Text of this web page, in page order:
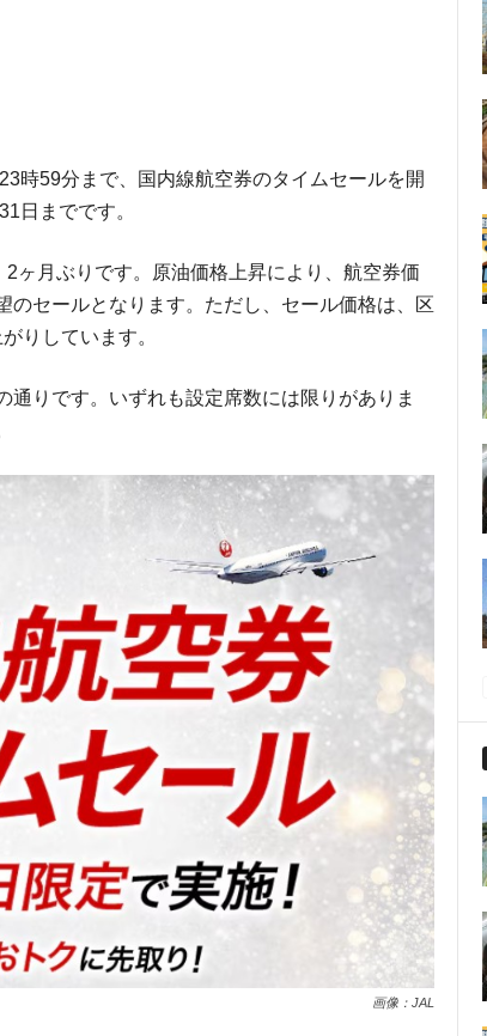
時59分まで、国内線航空券のタイムセールを開
日までです。
ヶ月ぶりです。原油価格上昇により、航空券価
のセールとなります。ただし、セール価格は、区
りしています。
通りです。いずれも設定席数には限りがありま
画像：JAL